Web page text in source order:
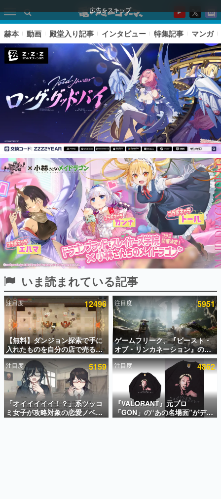
広告をスキップ
ピックアップ
電ファミのいま読まれている記事ランキング
アプリセール情報
インタビュー
連載・特集一覧
殿堂入り記事
SNS拡散数が数千以上！ ページビュー数万以上！ などな
ど。多くの人々に読まれた、電ファミ渾身の“殿堂入り”記
事をまとめました。
ゲームの企画書
名作ゲームクリエイターの方々に製作時のエピソードをお
聞きし、ヒットする企画（ゲーム）とは何か？を探ってい
きます。
赫本
この物語を解いてはいけない。『赫本』は、〈試験問題〉
の形をした短編ホラー小説集です。
新世代に訊く
これからのデジタルゲーム市場を担う若きクリエイター達
の姿を追い、彼らのルーツと情熱を探っていきます。
赫本 動画 殿堂入り記事 インタビュー 特集記事 マンガ
いま読まれている記事
注目度 12496
【無料】ダンジョン探索で手に
入れたものを自分の店で売るゲ
ーム『Moonlighter』がSteam
にて無料配布中！続編
『Moonlighter 2』の9月2日正
式リリースを記念したキャンペ
ーン
注目度 5951
ゲームフリーク、『ビースト・
オブ・リンカネーション』の継
続的なアプデ方針を表明。ユー
ザーからの意見を真摯に受け止
めて対応へ。修正パッチは約1週
間以内に配信される予定
注目度 5159
「オイイイイイ！？」系ツッコ
ミ女子が攻略対象の恋愛ノベル
ゲーム『美術部カノジョ』
注目度 4862
『VALORANT』元プロ
「GON」の“あの名場面”がデザ
インされた新作グッズが本日8月